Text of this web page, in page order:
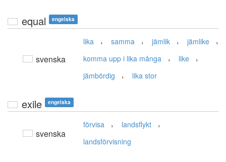
equal engelska
svenska
lika , samma , jämlik , jämlike ,
komma upp i lika många , like ,
jämbördig , lika stor
exile engelska
svenska
förvisa , landsflykt ,
landsförvisning